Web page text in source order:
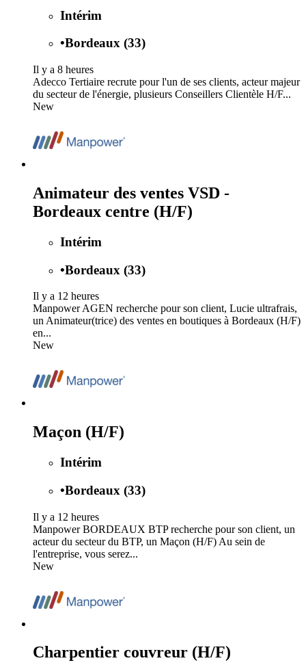
Intérim
•Bordeaux (33)
Il y a 8 heures
Adecco Tertiaire recrute pour l'un de ses clients, acteur majeur
du secteur de l'énergie, plusieurs Conseillers Clientèle H/F...
New
Animateur des ventes VSD -
Bordeaux centre (H/F)
Intérim
•Bordeaux (33)
Il y a 12 heures
Manpower AGEN recherche pour son client, Lucie ultrafrais,
un Animateur(trice) des ventes en boutiques à Bordeaux (H/F)
en...
New
Maçon (H/F)
Intérim
•Bordeaux (33)
Il y a 12 heures
Manpower BORDEAUX BTP recherche pour son client, un
acteur du secteur du BTP, un Maçon (H/F) Au sein de
l'entreprise, vous serez...
New
Charpentier couvreur (H/F)